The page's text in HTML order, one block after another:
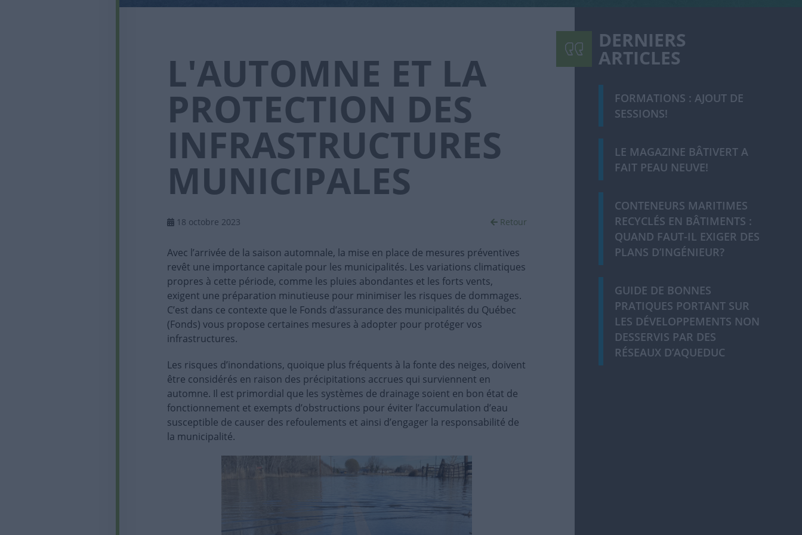
L'AUTOMNE ET LA
PROTECTION DES
INFRASTRUCTURES
MUNICIPALES
18 octobre 2023 Retour
Avec l’arrivée de la saison automnale, la mise en place de mesures préventives
revêt une importance capitale pour les municipalités. Les variations climatiques
propres à cette période, comme les pluies abondantes et les forts vents,
exigent une préparation minutieuse pour minimiser les risques de dommages.
C’est dans ce contexte que le Fonds d’assurance des municipalités du Québec
(Fonds) vous propose certaines mesures à adopter pour protéger vos
infrastructures.
Les risques d’inondations, quoique plus fréquents à la fonte des neiges, doivent
être considérés en raison des précipitations accrues qui surviennent en
automne. Il est primordial que les systèmes de drainage soient en bon état de
fonctionnement et exempts d’obstructions pour éviter l’accumulation d’eau
susceptible de causer des refoulements et ainsi d’engager la responsabilité de
la municipalité.
DERNIERS
ARTICLES
FORMATIONS : AJOUT DE
SESSIONS!
LE MAGAZINE BÂTIVERT A
FAIT PEAU NEUVE!
CONTENEURS MARITIMES
RECYCLÉS EN BÂTIMENTS :
QUAND FAUT-IL EXIGER DES
PLANS D’INGÉNIEUR?
GUIDE DE BONNES
PRATIQUES PORTANT SUR
LES DÉVELOPPEMENTS NON
DESSERVIS PAR DES
RÉSEAUX D’AQUEDUC